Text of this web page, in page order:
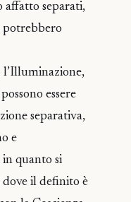
affatto separati,
potrebbero
l’Illuminazione,
essere
separativa,
e
quanto si
il definito è